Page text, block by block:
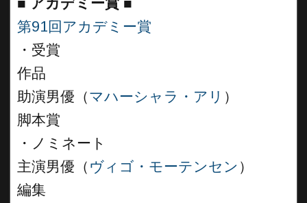
第91回アカデミー賞
・受賞
作品
助演男優（マハーシャラ・アリ ）
脚本賞
・ノミネート
主演男優（ ヴィゴ・モーテンセン ）
編集